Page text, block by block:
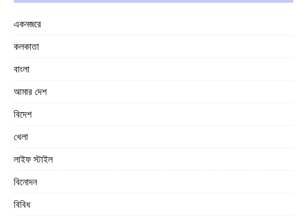
একনজরে
কলকাতা
বাংলা
আমার দেশ
বিদেশ
খেলা
লাইফ স্টাইল
বিনোদন
বিবিধ